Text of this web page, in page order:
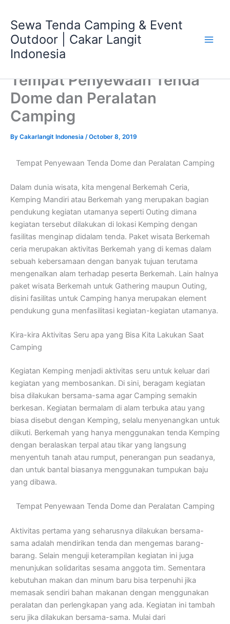
content
Sewa Tenda Camping & Event
Outdoor | Cakar Langit
Indonesia
Tempat Penyewaan Tenda
Dome dan Peralatan
Camping
By Cakarlangit Indonesia /October 8, 2019
Tempat Penyewaan Tenda Dome dan Peralatan Camping
Dalam dunia wisata, kita mengenal Berkemah Ceria,
Kemping Mandiri atau Berkemah yang merupakan bagian
pendukung kegiatan utamanya seperti Outing dimana
kegiatan tersebut dilakukan di lokasi Kemping dengan
fasilitas menginap didalam tenda. Paket wisata Berkemah
ceria merupakan aktivitas Berkemah yang di kemas dalam
sebuah kebersamaan dengan banyak tujuan terutama
mengenalkan alam terhadap peserta Berkemah. Lain halnya
paket wisata Berkemah untuk Gathering maupun Outing,
disini fasilitas untuk Camping hanya merupakan element
pendukung guna menfasilitasi kegiatan-kegiatan utamanya.
Kira-kira Aktivitas Seru apa yang Bisa Kita Lakukan Saat
Camping
Kegiatan Kemping menjadi aktivitas seru untuk keluar dari
kegiatan yang membosankan. Di sini, beragam kegiatan
bisa dilakukan bersama-sama agar Camping semakin
berkesan. Kegiatan bermalam di alam terbuka atau yang
biasa disebut dengan Kemping, selalu menyenangkan untuk
diikuti. Berkemah yang hanya menggunakan tenda Kemping
dengan beralaskan terpal atau tikar yang langsung
menyentuh tanah atau rumput, penerangan pun seadanya,
dan untuk bantal biasanya menggunakan tumpukan baju
yang dibawa.
Tempat Penyewaan Tenda Dome dan Peralatan Camping
Aktivitas pertama yang seharusnya dilakukan bersama-
sama adalah mendirikan tenda dan mengemas barang-
barang. Selain menguji keterampilan kegiatan ini juga
menunjukan solidaritas sesama anggota tim. Sementara
kebutuhan makan dan minum baru bisa terpenuhi jika
memasak sendiri bahan makanan dengan menggunakan
peralatan dan perlengkapan yang ada. Kegiatan ini tambah
seru jika dilakukan bersama-sama. Mulai dari